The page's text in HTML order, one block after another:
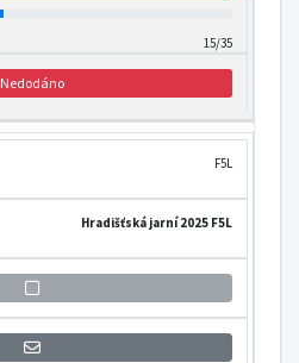
15/35
Nedodáno
F5L
Hradišťská jarní 2025 F5L
Přihlášení se k informaci o otevření